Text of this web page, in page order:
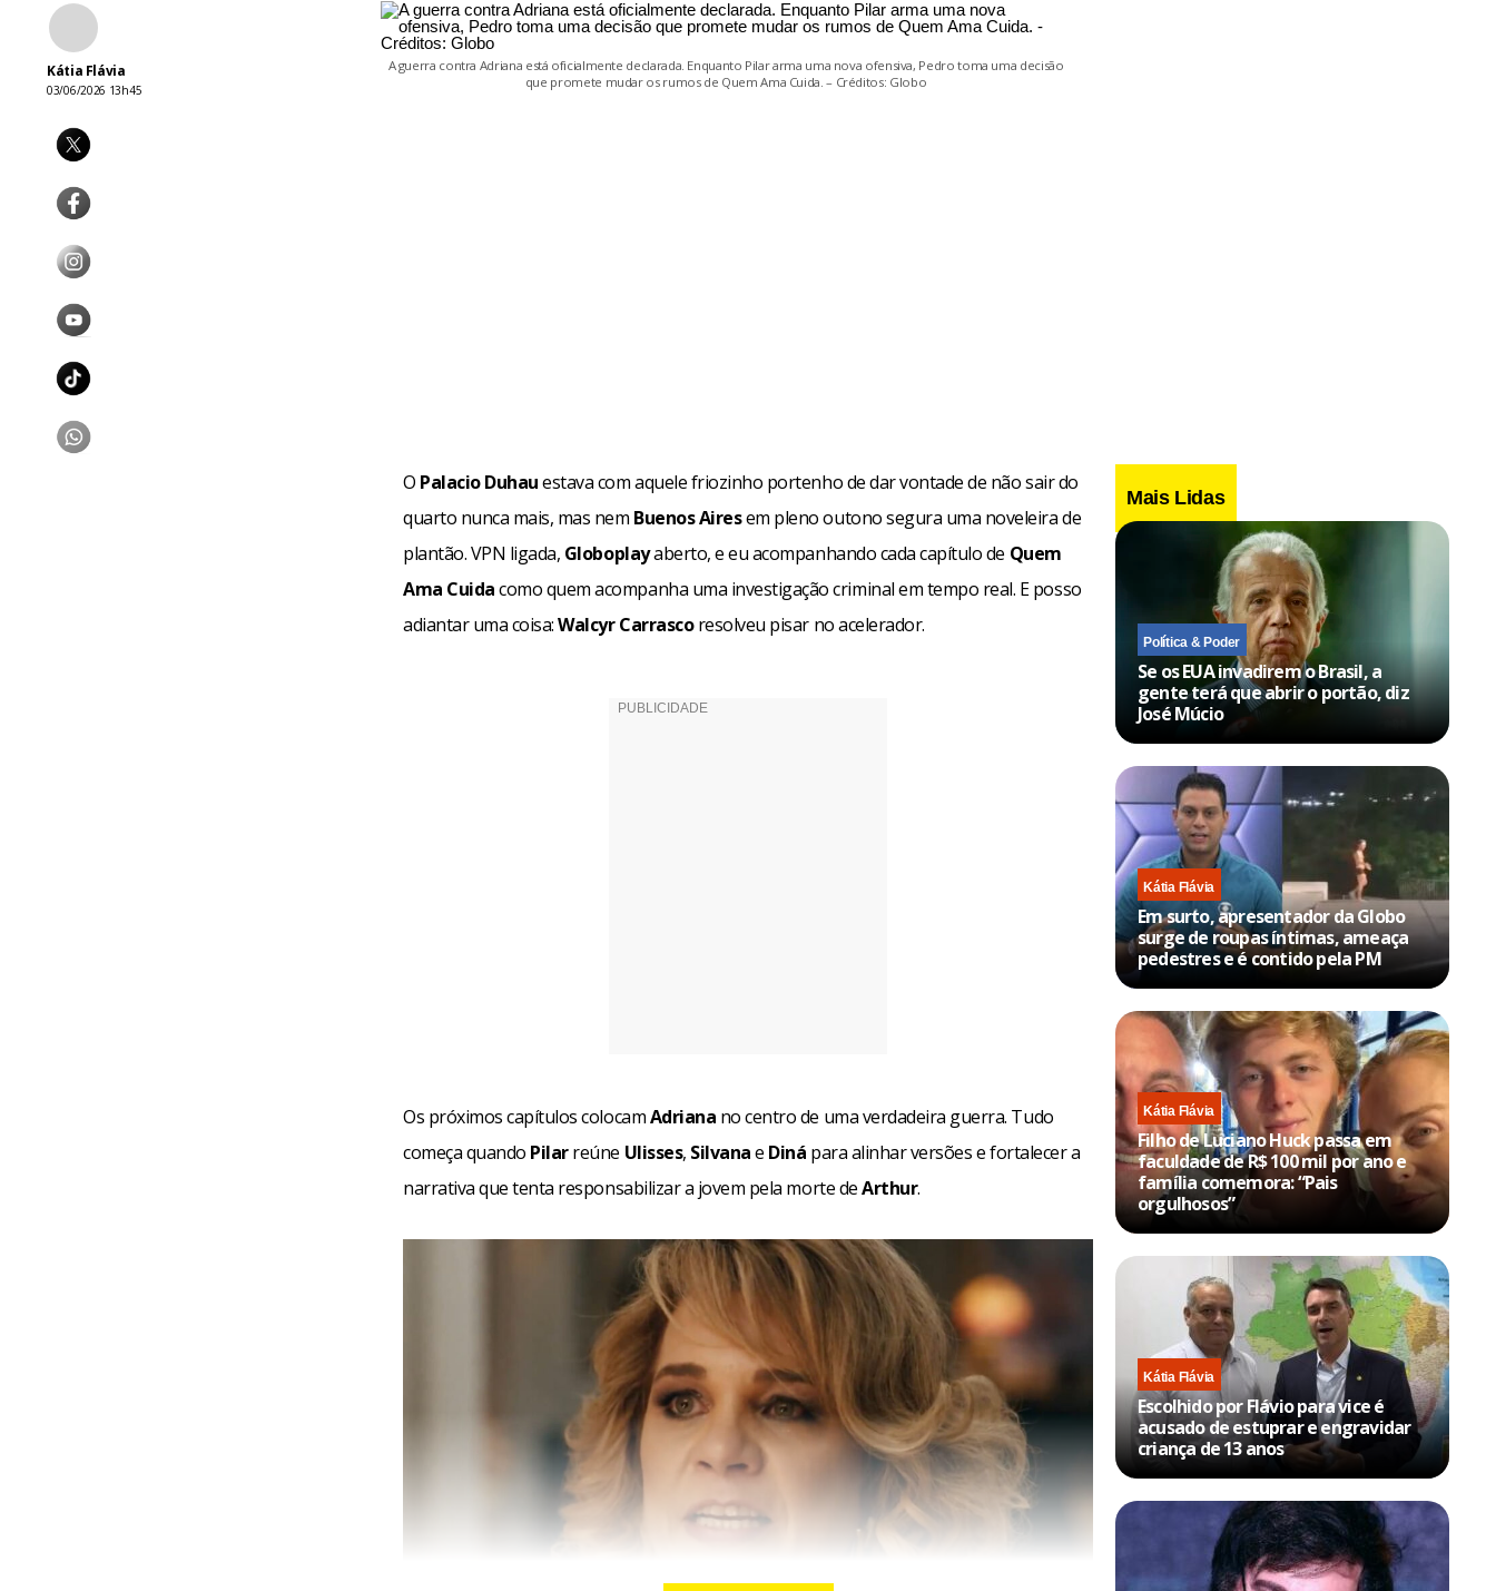
Kátia Flávia
03/06/2026 13h45
A guerra contra Adriana está oficialmente declarada. Enquanto Pilar arma uma nova ofensiva, Pedro toma uma decisão
que promete mudar os rumos de Quem Ama Cuida. – Créditos: Globo
O Palacio Duhauestava com aquele friozinho portenho de dar vontade de não sair do
quarto nunca mais, mas nem Buenos Airesem pleno outono segura uma noveleira de
plantão. VPN ligada, Globoplayaberto, e eu acompanhando cada capítulo de Quem
Ama Cuidacomo quem acompanha uma investigação criminal em tempo real. E posso
adiantar uma coisa:Walcyr Carrascoresolveu pisar no acelerador.
Os próximos capítulos colocamAdriana no centro de uma verdadeira guerra. Tudo
começa quando Pilarreúne Ulisses, Silvanae Diná para alinhar versões e fortalecer a
narrativa que tenta responsabilizar a jovem pela morte deArthur.
Mais Lidas
Política & Poder
Se os EUA invadirem o Brasil, a
gente terá que abrir o portão, diz
José Múcio
Kátia Flávia
Em surto, apresentador da Globo
surge de roupas íntimas, ameaça
pedestres e é contido pela PM
Kátia Flávia
Filho de Luciano Huck passa em
faculdade de R$ 100 mil por ano e
família comemora: “Pais
orgulhosos”
Kátia Flávia
Escolhido por Flávio para vice é
acusado de estuprar e engravidar
criança de 13 anos